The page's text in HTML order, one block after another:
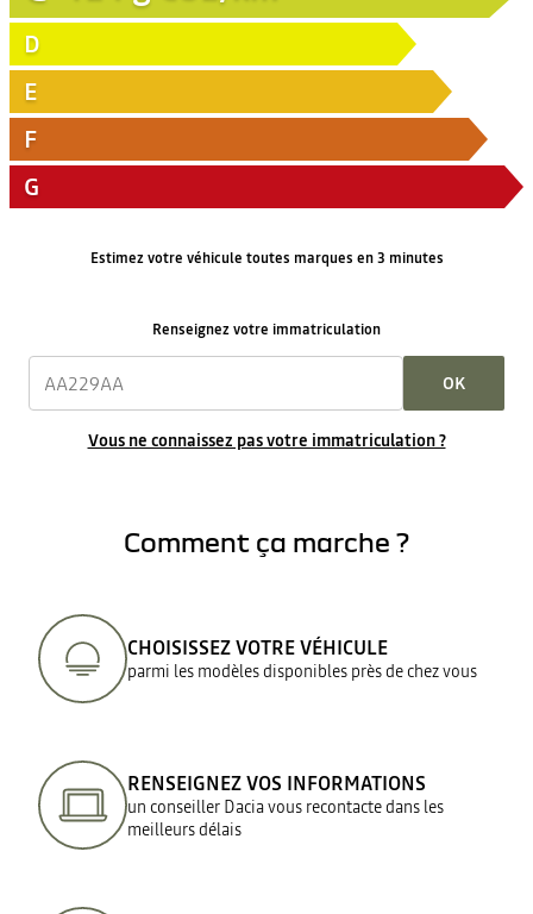
D
E
F
G
Estimez votre véhicule toutes marques en 3 minutes
Renseignez votre immatriculation
OK
Vous ne connaissez pas votre immatriculation ?
Comment ça marche ?
CHOISISSEZ VOTRE VÉHICULE
parmi les modèles disponibles près de chez vous
RENSEIGNEZ VOS INFORMATIONS
un conseiller Dacia vous recontacte dans les
meilleurs délais